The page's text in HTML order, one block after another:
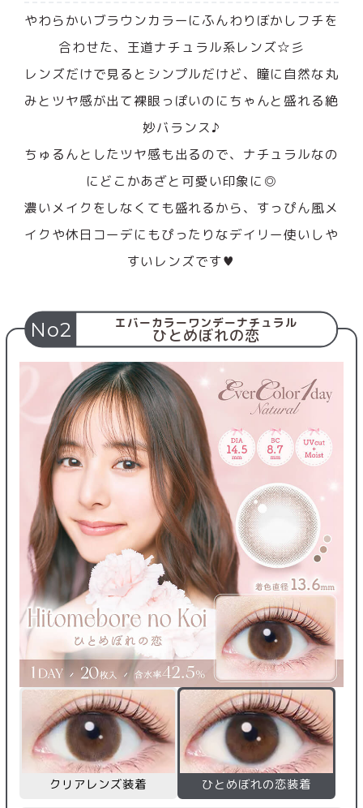
やわらかいブラウンカラーにふんわりぼかしフチを
合わせた、王道ナチュラル系レンズ☆彡
レンズだけで見るとシンプルだけど、瞳に自然な丸
みとツヤ感が出て裸眼っぽいのにちゃんと盛れる絶
妙バランス♪
ちゅるんとしたツヤ感も出るので、ナチュラルなの
にどこかあざと可愛い印象に◎
濃いメイクをしなくても盛れるから、すっぴん風メ
イクや休日コーデにもぴったりなデイリー使いしや
すいレンズです♥
No2 エバーカラーワンデーナチュラル
ひとめぼれの恋
クリアレンズ装着 ひとめぼれの恋装着